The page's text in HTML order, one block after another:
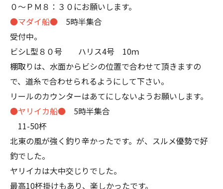
０～ＰＭ８：３０にお願いします。
●マダイ船● 5時半集合
受付中。
ビシL型８０号 ハリス4号 10ｍ
棚取りは、水面からビシの位置で合わせて頂きますの
で、道糸で合わせられるようにして下さい。
リールのカウンターはあてにしないようお願いします。
●ヤリイカ船● 5時半集合
11-50杯
北東の風が強く釣り辛かったです。が、スルメ優勢で好
釣でした。
ヤリイカは大中交じりでした。
最高10杯掛けもあり、楽しかったです。